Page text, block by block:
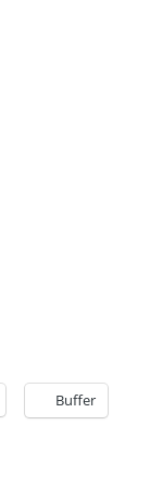
Buffer